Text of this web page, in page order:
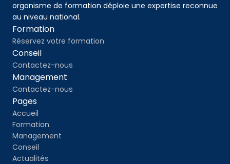
organisme de formation déploie une expertise reconnue
au niveau national.
Formation
Réservez votre formation
Conseil
Contactez-nous
Management
Contactez-nous
Pages
Accueil
Formation
Management
Conseil
Actualités